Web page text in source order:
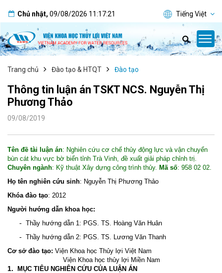
Chủ nhật, 09/08/2026 11:17:22 Tiếng Việt
Trang chủ Đào tạo & HTQT Đào tạo
Thông tin luận án TSKT NCS. Nguyễn Thị
Phương Thảo
09/08/2019
Tên đề tài luận án: Nghiên cứu cơ chế thủy động lực và vận chuyển
bùn cát khu vực bờ biển tỉnh Trà Vinh, đề xuất giải pháp chỉnh trị.
Chuyên ngành: Kỹ thuật Xây dựng công trình thủy. Mã số: 958 02 02.
Họ tên nghiên cứu sinh: Nguyễn Thị Phương Thảo
Khóa đào tạo: 2012
Người hướng dẫn khoa học:
- Thầy hướng dẫn 1: PGS. TS. Hoàng Văn Huân
- Thầy hướng dẫn 2: PGS. TS. Lương Văn Thanh
Cơ sở đào tạo: Viện Khoa học Thủy lợi Việt Nam
Viện Khoa học thủy lợi Miền Nam
1. MỤC TIÊU NGHIÊN CỨU CỦA LUẬN ÁN